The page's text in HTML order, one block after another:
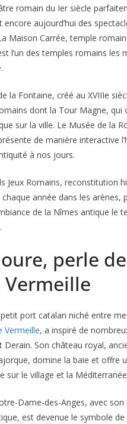
romain du Ier siècle
encore aujourd’hui des
Maison Carrée, temple
l’un des temples romains les
la Fontaine, créé au XVIIIe
dont la Tour Magne, qui
sur la ville. Le Musée de la
de manière interactive
à nos jours.
Jeux Romains, reconstitution
année dans les arènes,
de la Nîmes antique le
perle
Vermeille
port catalan niché entre
Vermeille, a inspiré de
Derain. Son château royal,
domine la baie et offre
sur le village et la
Dame-des-Anges, avec
est devenue le symbole de